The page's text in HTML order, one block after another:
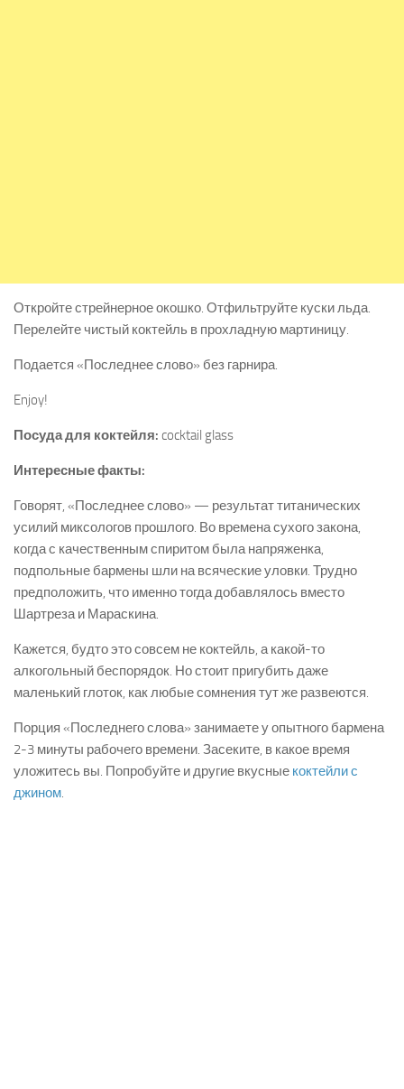
Откройте стрейнерное окошко. Отфильтруйте куски льда.
Перелейте чистый коктейль в прохладную мартиницу.
Подается «Последнее слово» без гарнира.
Enjoy!
Посуда для коктейля: cocktail glass
Интересные факты:
Говорят, «Последнее слово» — результат титанических
усилий миксологов прошлого. Во времена сухого закона,
когда с качественным спиритом была напряженка,
подпольные бармены шли на всяческие уловки. Трудно
предположить, что именно тогда добавлялось вместо
Шартреза и Мараскина.
Кажется, будто это совсем не коктейль, а какой-то
алкогольный беспорядок. Но стоит пригубить даже
маленький глоток, как любые сомнения тут же развеются.
Порция «Последнего слова» занимаете у опытного бармена
2-3 минуты рабочего времени. Засеките, в какое время
уложитесь вы. Попробуйте и другие вкусные коктейли с
джином.